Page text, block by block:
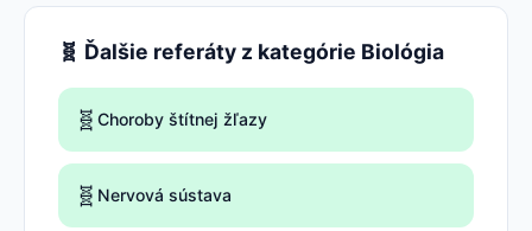
🧬 Ďalšie referáty z kategórie Biológia
🧬 Choroby štítnej žľazy
🧬 Nervová sústava